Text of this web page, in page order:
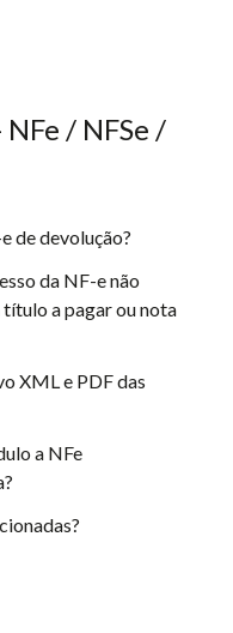
/ NFSe /
de devolução?
da NF-e não
título a pagar ou nota
XML e PDF das
a NFe